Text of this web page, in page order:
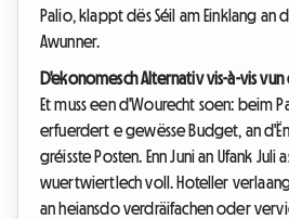
Palio, klappt dës Séil am Einklang an
Awunner.
D'ekonomesch Alternativ vis-à-vis
Et muss een d'Wourecht soen: beim
erfuerdert e gewësse Budget, an
gréisste Posten. Enn Juni an Ufank Juli
wuertwiertlech voll. Hoteller
an heiansdo verdräifachen oder